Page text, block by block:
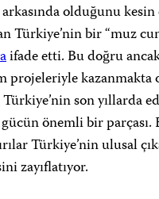
olduğunu
Türkiye’nin bir “muz
ifade etti. Bu doğru
projeleriyle kazanmakta
son yıllarda
önemli bir parçası.
Türkiye’nin ulusal
zayıflatıyor.